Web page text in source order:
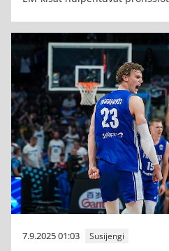
7.9.2025 01:03 Susijengi